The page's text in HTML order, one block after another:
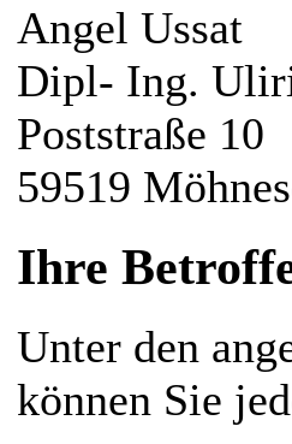
Angel Ussat
Dipl- Ing.
Poststraße 10
59519
Ihre
Unter den
können Sie